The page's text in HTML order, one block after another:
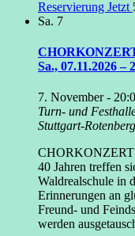
Reservierung Jetzt
Sa. 7
Sa., 07.11.2026 –
7. November -
Turn- und
Stuttgart-
CHORKONZERT
40 Jahren treffen
Waldrealschule in
Erinnerungen an
Freund- und
werden